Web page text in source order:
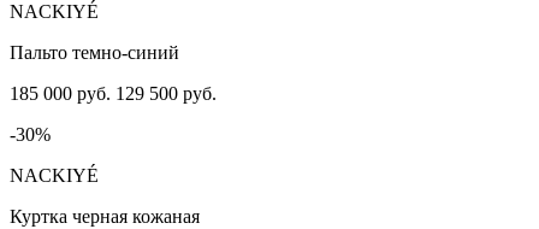
NACKIYÉ
Пальто темно-синий
185 000 руб. 129 500 руб.
-30%
NACKIYÉ
Куртка черная кожаная